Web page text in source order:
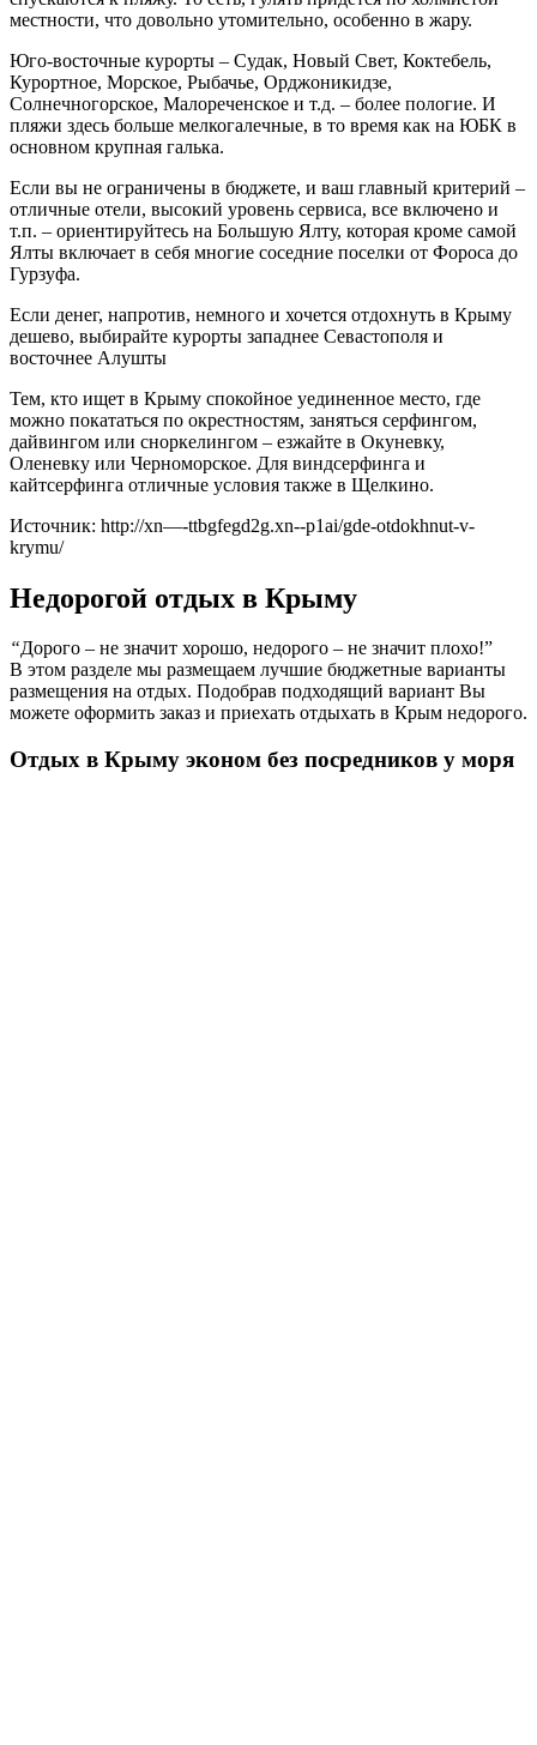
местности, что довольно утомительно, особенно в жару.
Юго-восточные курорты – Судак, Новый Свет, Коктебель,
Курортное, Морское, Рыбачье, Орджоникидзе,
Солнечногорское, Малореченское и т.д. – более пологие. И
пляжи здесь больше мелкогалечные, в то время как на ЮБК в
основном крупная галька.
Если вы не ограничены в бюджете, и ваш главный критерий –
отличные отели, высокий уровень сервиса, все включено и
т.п. – ориентируйтесь на Большую Ялту, которая кроме самой
Ялты включает в себя многие соседние поселки от Фороса до
Гурзуфа.
Если денег, напротив, немного и хочется отдохнуть в Крыму
дешево, выбирайте курорты западнее Севастополя и
восточнее Алушты
Тем, кто ищет в Крыму спокойное уединенное место, где
можно покататься по окрестностям, заняться серфингом,
дайвингом или сноркелингом – езжайте в Окуневку,
Оленевку или Черноморское. Для виндсерфинга и
кайтсерфинга отличные условия также в Щелкино.
Источник: http://xn—-ttbgfegd2g.xn--p1ai/gde-otdokhnut-v-
krymu/
Недорогой отдых в Крыму
“Дорого – не значит хорошо, недорого – не значит плохо!”
В этом разделе мы размещаем лучшие бюджетные варианты
размещения на отдых. Подобрав подходящий вариант Вы
можете оформить заказ и приехать отдыхать в Крым недорого.
Отдых в Крыму эконом без посредников у моря